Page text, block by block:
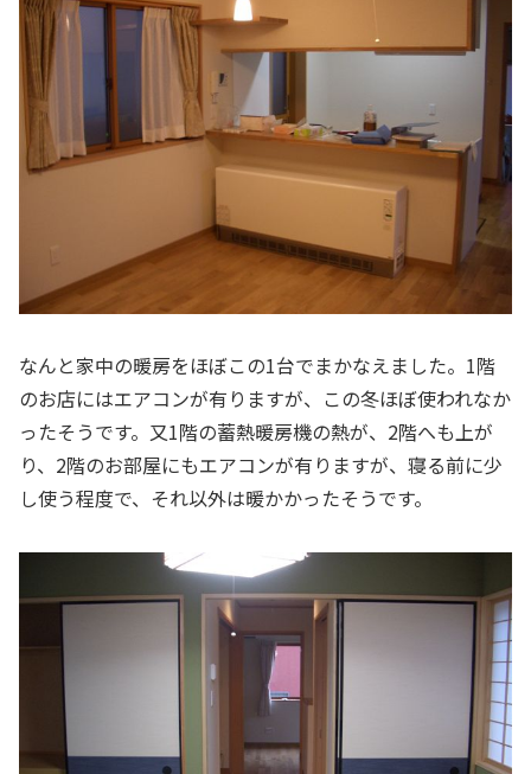
なんと家中の暖房をほぼこの1台でまかなえました。1階
のお店にはエアコンが有りますが、この冬ほぼ使われなか
ったそうです。又1階の蓄熱暖房機の熱が、2階へも上が
り、2階のお部屋にもエアコンが有りますが、寝る前に少
し使う程度で、それ以外は暖かかったそうです。